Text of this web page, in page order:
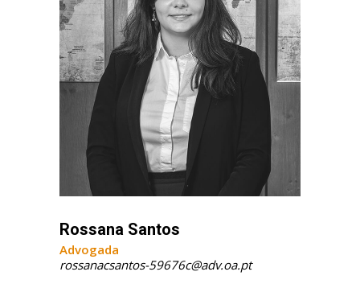
Rossana Santos
Advogada
rossanacsantos-59676c@adv.oa.pt